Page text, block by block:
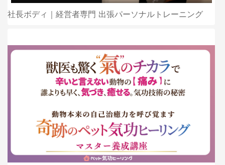
社長ボディ｜経営者専門 出張パーソナルトレーニング